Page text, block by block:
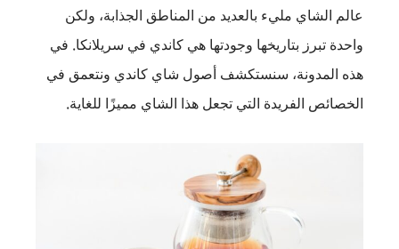
عالم الشاي مليء بالعديد من المناطق الجذابة، ولكن
واحدة تبرز بتاريخها وجودتها هي كاندي في سريلانكا. في
هذه المدونة، سنستكشف أصول شاي كاندي ونتعمق في
الخصائص الفريدة التي تجعل هذا الشاي مميزًا للغاية.